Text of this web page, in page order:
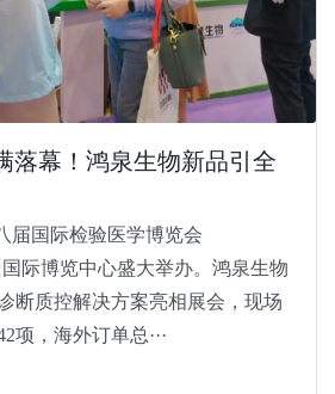
落幕！鸿泉生物新品引全
届国际检验医学博览会
国际博览中心盛大举办。鸿泉生物
断质控解决方案亮相展会，现场
项，海外订单总···